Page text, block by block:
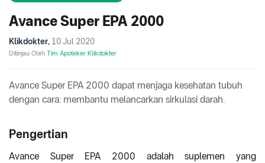
Avance Super EPA 2000
Klikdokter, 10 Jul 2020
Ditinjau Oleh Tim Apoteker Klikdokter
Avance Super EPA 2000 dapat menjaga kesehatan tubuh
dengan cara: membantu melancarkan sirkulasi darah.
Pengertian
Avance Super EPA 2000 adalah suplemen yang